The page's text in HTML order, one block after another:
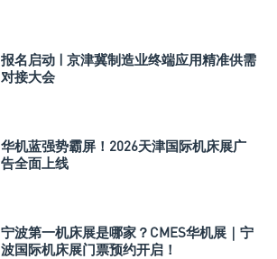
报名启动 | 京津冀制造业终端应用精准供需
对接大会
华机蓝强势霸屏！2026天津国际机床展广
告全面上线
宁波第一机床展是哪家？CMES华机展｜宁
波国际机床展门票预约开启！